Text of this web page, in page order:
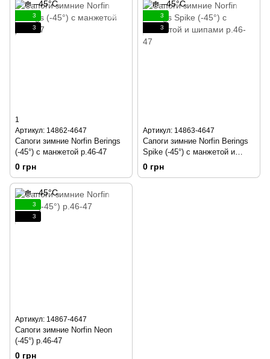
3
3
1
Артикул: 14862-4647
Сапоги зимние Norfin Berings
(-45°) с манжетой р.46-47
0 грн
3
3
Артикул: 14863-4647
Сапоги зимние Norfin Berings
Spike (-45°) с манжетой и
шипами р.46-47
0 грн
3
3
Артикул: 14867-4647
Сапоги зимние Norfin Neon
(-45°) р.46-47
0 грн